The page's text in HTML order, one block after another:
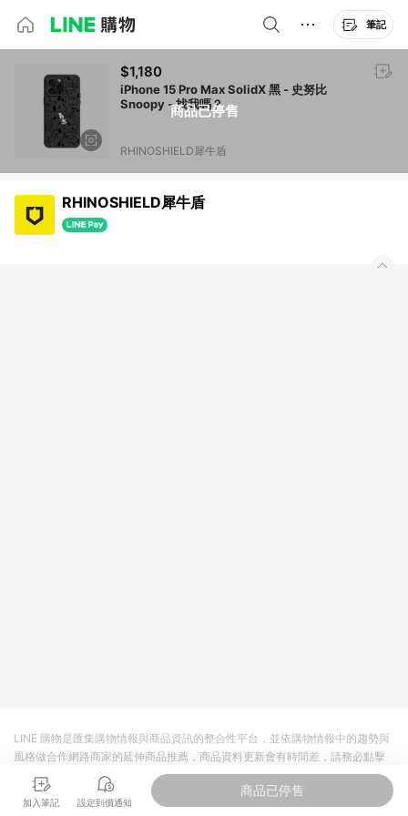
筆記
商品已停售
$1,180
iPhone 15 Pro Max SolidX 黑 - 史努比
Snoopy - 找我嗎？
RHINOSHIELD犀牛盾
RHINOSHIELD犀牛盾
加入筆記 設定到價通知
商品已停售
LINE 購物是匯集購物情報與商品資訊的整合性平台，並依購物情報中的趨勢與
風格做合作網路商家的延伸商品推薦，商品資料更新會有時間差，請務必點擊
商品至各合作網路商家，確認現售價與購物條件，一切資訊以合作廠商網頁為
準。